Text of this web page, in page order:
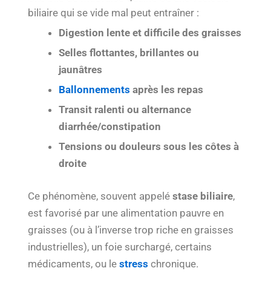
biliaire qui se vide mal peut entraîner :
Digestion lente et difficile des graisses
Selles flottantes, brillantes ou
jaunâtres
Ballonnements après les repas
Transit ralenti ou alternance
diarrhée/constipation
Tensions ou douleurs sous les côtes à
droite
Ce phénomène, souvent appeléstase biliaire,
est favorisé par une alimentation pauvre en
graisses (ou à l’inverse trop riche en graisses
industrielles), un foie surchargé, certains
médicaments, ou lestress chronique.